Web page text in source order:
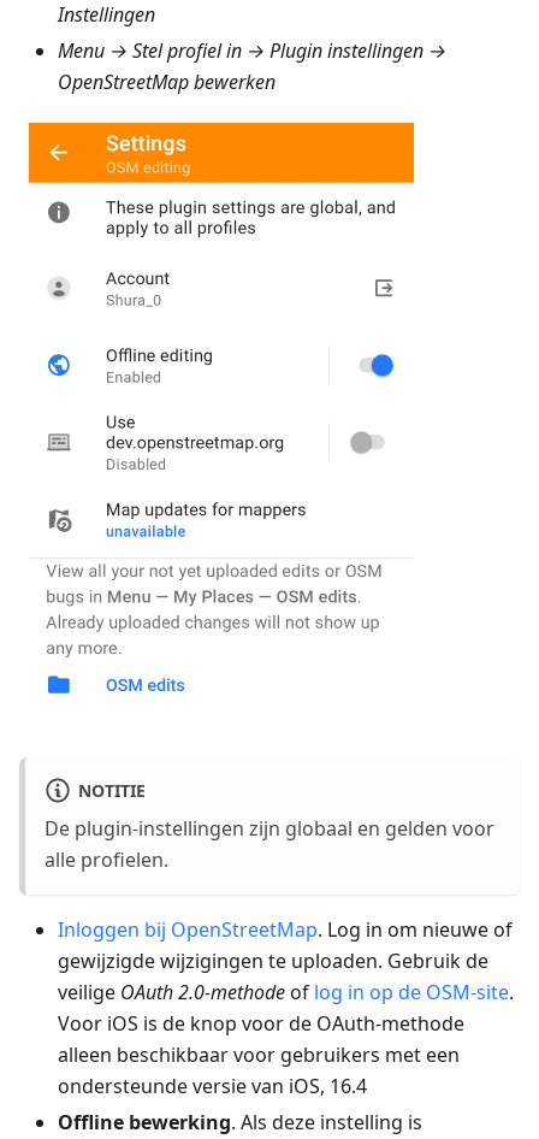
Instellingen
Menu → Stel profiel in → Plugin instellingen →
OpenStreetMap bewerken
NOTITIE
De plugin-instellingen zijn globaal en gelden voor
alle profielen.
Inloggen bij OpenStreetMap. Log in om nieuwe of
gewijzigde wijzigingen te uploaden. Gebruik de
veilige OAuth 2.0-methodeof log in op de OSM-site.
Voor iOS is de knop voor de OAuth-methode
alleen beschikbaar voor gebruikers met een
ondersteunde versie van iOS, 16.4
Offline bewerking. Als deze instelling is